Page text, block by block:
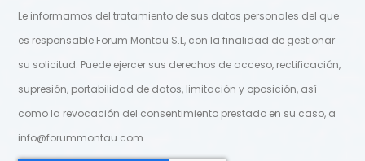
Le informamos del tratamiento de sus datos personales del que
es responsable Forum Montau S.L, con la finalidad de gestionar
su solicitud. Puede ejercer sus derechos de acceso, rectificación,
supresión, portabilidad de datos, limitación y oposición, así
como la revocación del consentimiento prestado en su caso, a
info@forummontau.com